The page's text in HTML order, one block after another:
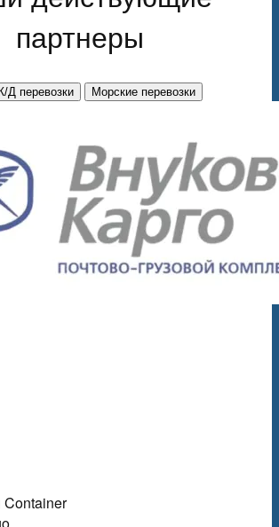
партнеры
Д перевозки Морские перевозки